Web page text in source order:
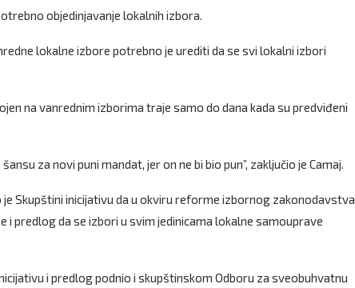
objedinjavanje lokalnih izbora.
lokalne izbore potrebno je urediti da se svi lokalni izbori
na vanrednim izborima traje samo do dana kada su predviđeni
za novi puni mandat, jer on ne bi bio pun”, zaključio je Camaj.
je Skupštini inicijativu da u okviru reforme izbornog zakonodavstva
predlog da se izbori u svim jedinicama lokalne samouprave
i predlog podnio i skupštinskom Odboru za sveobuhvatnu